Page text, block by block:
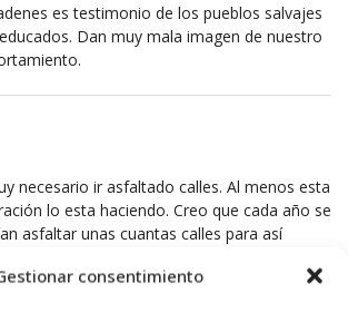
consentimiento
es testimonio de los pueblos salvajes
Dan muy mala imagen de nuestro
necesario ir asfaltado calles. Al menos esta
lo esta haciendo. Creo que cada año se
asfaltar unas cuantas calles para así
por esta línea y no la de la anterior